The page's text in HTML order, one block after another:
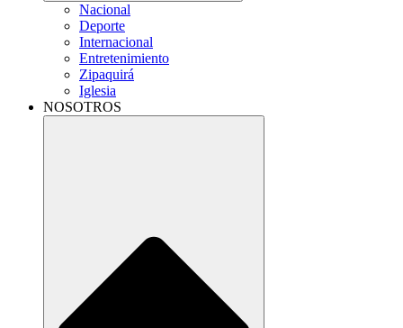
Nacional
Deporte
Internacional
Entretenimiento
Zipaquirá
Iglesia
NOSOTROS